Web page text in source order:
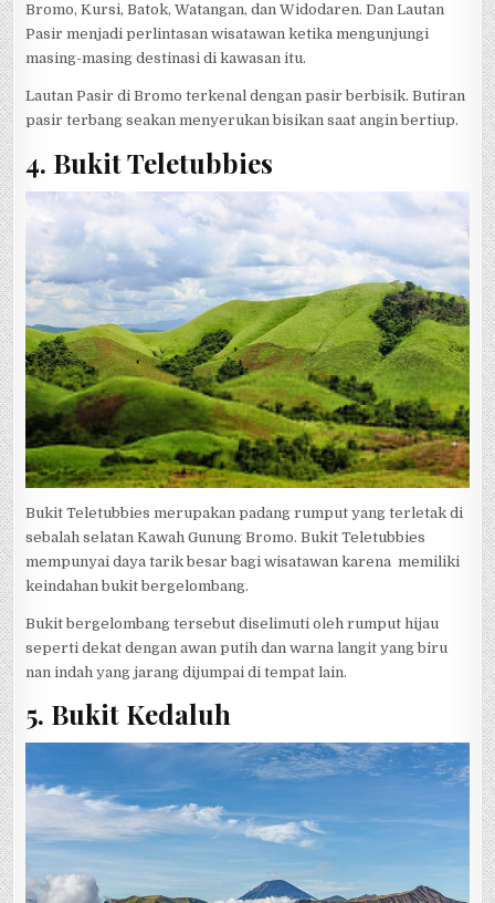
Bromo, Kursi, Batok, Watangan, dan Widodaren. Dan Lautan
Pasir menjadi perlintasan wisatawan ketika mengunjungi
masing-masing destinasi di kawasan itu.
Lautan Pasir di Bromo terkenal dengan pasir berbisik. Butiran
pasir terbang seakan menyerukan bisikan saat angin bertiup.
4. Bukit Teletubbies
Bukit Teletubbies merupakan padang rumput yang terletak di
sebalah selatan Kawah Gunung Bromo. Bukit Teletubbies
mempunyai daya tarik besar bagi wisatawan karena memiliki
keindahan bukit bergelombang.
Bukit bergelombang tersebut diselimuti oleh rumput hijau
seperti dekat dengan awan putih dan warna langit yang biru
nan indah yang jarang dijumpai di tempat lain.
5. Bukit Kedaluh